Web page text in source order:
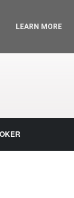
LEARN MORE